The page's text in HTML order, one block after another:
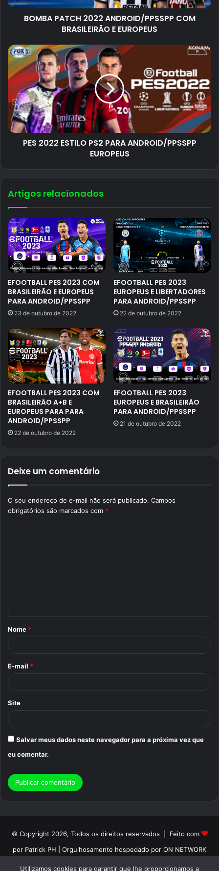
BOMBA PATCH 2022 ANDROID/PPSSPP COM
BRASILEIRÃO E EUROPEUS
PES 2022 ESTILO PS2 PARA ANDROID/PPSSPP
EUROPEUS
Artigos relacionados
EFOOTBALL PES 2023 COM
BRASILEIRÃO E EUROPEUS
PARA ANDROID/PPSSPP
23 de outubro de 2022
EFOOTBALL PES 2023
EUROPEUS E LIBERTADORES
PARA ANDROID/PPSSPP
22 de outubro de 2022
EFOOTBALL PES 2023 COM
BRASILEIRÃO A+B E
EUROPEUS PARA PARA
ANDROID/PPSSPP
22 de outubro de 2022
EFOOTBALL PES 2023
EUROPEUS E BRASILEIRÃO
PARA ANDROID/PPSSPP
21 de outubro de 2022
Deixe um comentário
O seu endereço de e-mail não será publicado. Campos
obrigatórios são marcados com *
r
Nome *
E-mail *
Site
Salvar meus dados neste navegador para a próxima vez que
eu comentar.
© Copyright 2026, Todos os direitos reservados | Feito com
por Patrick PH | Orgulhosamente hospedado por ON NETWORK
Início
Sobre Termos de Uso Politica de Privacidade
Utilizamos cookies para garantir que lhe proporcionamos a